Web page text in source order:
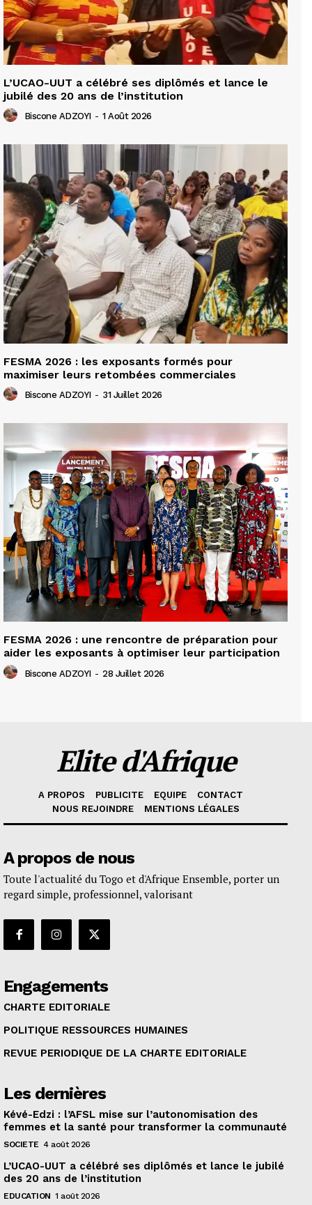
L’UCAO-UUT a célébré ses diplômés et lance le
jubilé des 20 ans de l’institution
Biscone ADZOYI - 1 Août 2026
FESMA 2026 : les exposants formés pour
maximiser leurs retombées commerciales
Biscone ADZOYI - 31 Juillet 2026
FESMA 2026 : une rencontre de préparation pour
aider les exposants à optimiser leur participation
Biscone ADZOYI - 28 Juillet 2026
Elite d'Afrique
A PROPOS PUBLICITE EQUIPE
CONTACT
NOUS REJOINDRE
MENTIONS LÉGALES
A propos de nous
Toute l'actualité du Togo et d'Afrique Ensemble, porter un
regard simple, professionnel, valorisant
Engagements
CHARTE EDITORIALE
POLITIQUE RESSOURCES HUMAINES
REVUE PERIODIQUE DE LA CHARTE EDITORIALE
Les dernières
Kévé-Edzi : l’AFSL mise sur l’autonomisation des
femmes et la santé pour transformer la communauté
SOCIETE 4 août 2026
L’UCAO-UUT a célébré ses diplômés et lance le jubilé
des 20 ans de l’institution
EDUCATION 1 août 2026